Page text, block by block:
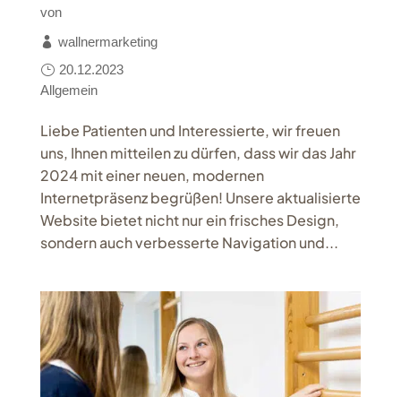
von
wallnermarketing
20.12.2023
Allgemein
Liebe Patienten und Interessierte, wir freuen
uns, Ihnen mitteilen zu dürfen, dass wir das Jahr
2024 mit einer neuen, modernen
Internetpräsenz begrüßen! Unsere aktualisierte
Website bietet nicht nur ein frisches Design,
sondern auch verbesserte Navigation und...